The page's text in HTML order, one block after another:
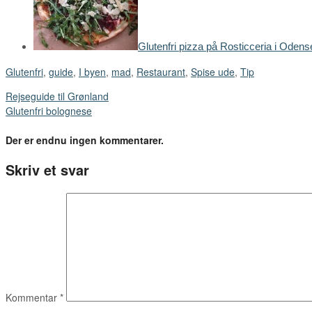
Glutenfri pizza på Rosticceria i
Glutenfri, guide, I byen, mad, Restaurant, Spise ude, Tip
Rejseguide til Grønland
Glutenfri bolognese
Der er endnu ingen kommentarer.
Skriv et svar
Kommentar *